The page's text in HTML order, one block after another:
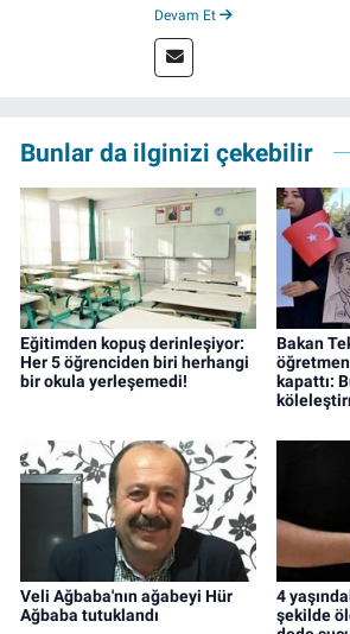
çeşitli kurumlarda
müdürü olarak devam
Devam Et
Bunlar da ilginizi çekebilir
Eğitimden kopuş derinleşiyor:
Her 5 öğrenciden biri herhangi
bir okula yerleşemedi!
Bakan
kapattı:
Veli Ağbaba'nın ağabeyi Hür
Ağbaba tutuklandı
4
şekilde